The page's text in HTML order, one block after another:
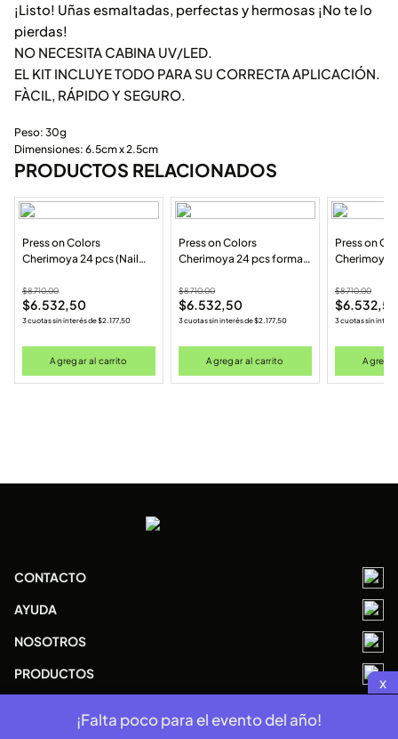
¡Listo! Uñas esmaltadas, perfectas y hermosas ¡No te lo
pierdas!
NO NECESITA CABINA UV/LED.
EL KIT INCLUYE TODO PARA SU CORRECTA APLICACIÓN.
FÀCIL, RÁPIDO Y SEGURO.
Peso: 30g
Dimensiones: 6.5cm x 2.5cm
PRODUCTOS RELACIONADOS
Press on Colors
Cherimoya 24 pcs (Nail
YS542
$8.710,00
$6.532,50
3 cuotas sin interés de$2.177,50
Agregar al carrito
Press on Colors
Cherimoya 24 pcs forma
matte(Autoadhesivo) 1-
SH002
$8.710,00
$6.532,50
3 cuotas sin interés de$2.177,50
Agregar al carrito
Press on
Cherimoya
$8.710,00
$6.532,50
3 cuotas sin
CONTACTO
AYUDA
NOSOTROS
PRODUCTOS
¡Falta poco para el evento del año!
x